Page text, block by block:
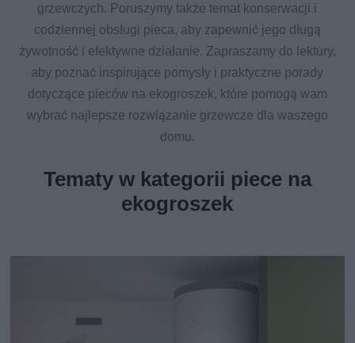
grzewczych. Poruszymy także temat konserwacji i
codziennej obsługi pieca, aby zapewnić jego długą
żywotność i efektywne działanie. Zapraszamy do lektury,
aby poznać inspirujące pomysły i praktyczne porady
dotyczące pieców na ekogroszek, które pomogą wam
wybrać najlepsze rozwiązanie grzewcze dla waszego
domu.
Tematy w kategorii piece na
ekogroszek